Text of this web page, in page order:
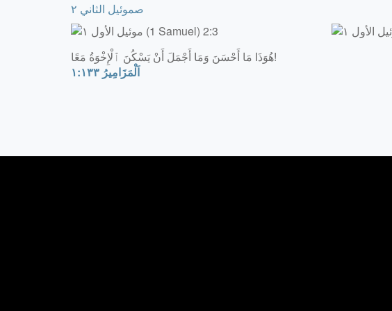
صموئيل الثاني ٢
هُوَذَا مَا أَحْسَنَ وَمَا أَجْمَلَ أَنْ يَسْكُنَ ٱلْإِخْوَةُ مَعًا!
اَلْمَزَامِيرُ ١٣٣:‏١